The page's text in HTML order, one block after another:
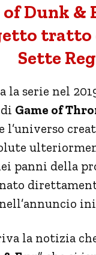
of Dunk &
tratto
Sette
la serie nel
Game of
l’universo
panni della
la notizia